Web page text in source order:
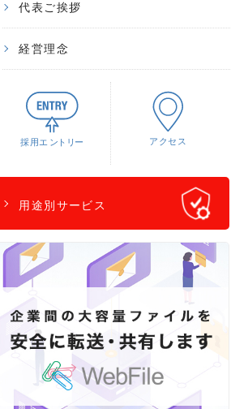
代表ご挨拶
経営理念
用途別サービス